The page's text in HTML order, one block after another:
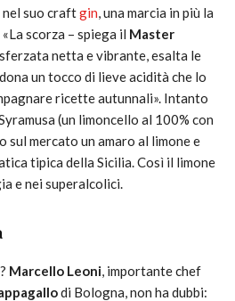
suo craftgin, una marcia in più la
«La scorza – spiega il Master
netta e vibrante, esalta le
un tocco di lieve acidità che lo
ricette autunnali». Intanto
(un limoncello al 100% con
sul mercato un amaro al limone e
tipica della Sicilia. Così il limone
e nei superalcolici.
Marcello Leoni, importante chef
di Bologna, non ha dubbi: